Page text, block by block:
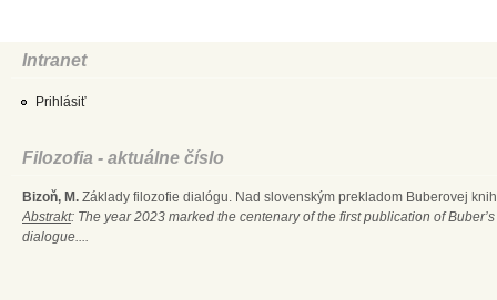
Intranet
Prihlásiť
Filozofia - aktuálne číslo
Bizoň, M. Základy filozofie dialógu. Nad slovenským prekladom Buberovej
Abstrakt: The year 2023 marked the centenary of the first publication of
dialogue....